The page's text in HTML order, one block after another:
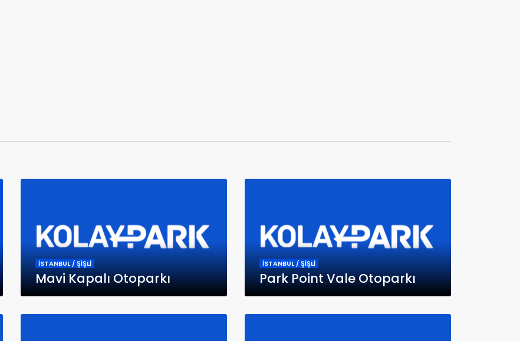
İSTANBUL / ŞİŞLİ
Mavi Kapalı Otoparkı
İSTANBUL / ŞİŞLİ
Park Point Vale Otoparkı